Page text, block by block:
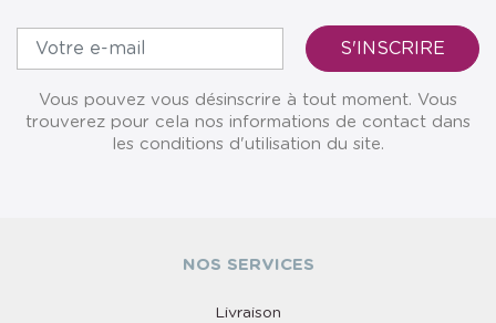
Vous pouvez vous désinscrire à tout moment. Vous
trouverez pour cela nos informations de contact dans
les conditions d'utilisation du site.
NOS SERVICES
Livraison